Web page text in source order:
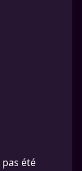
pas été